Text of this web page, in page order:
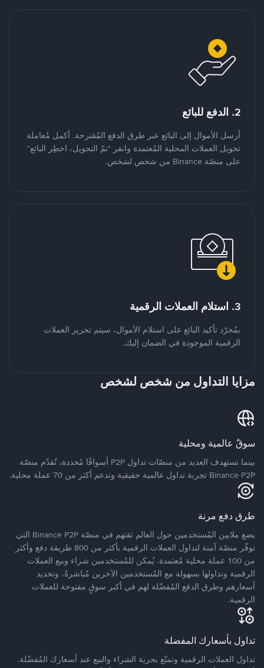
2. الدفع للبائع
أرسل الأموال إلى البائع عبر طرق الدفع المُقترحة. أكمل مُعاملة
تحويل العملات المحلية المُعتمدة وانقر "تمّ التحويل، اخطِر البائع"
على منصّة Binance من شخص لشخص.
3. استلام العملات الرقمية
بمُجرّد تأكيد البائع على استلام الأموال، سيتم تحرير العملات
الرقمية الموجودة في الضمان إليك.
مزايا التداول من شخص لشخص
سوقٌ عالمية ومحلية
بينما تستهدف العديد من منصّات تداول P2P أسواقًا مُحددة، تُقدّم منصّة
Binance P2P تجربة تداول عالمية حقيقية وتدعم أكثر من 70 عملة محلية.
طرق دفع مرنة
يضع ملايين المُستخدمين حول العالم ثقتهم في منصّة Binance P2P التي
توفّر منصّة آمنة لتداول العملات الرقمية بأكثر من 800 طريقة دفع وأكثر
من 100 عملة محلية مُعتمدة. يُمكن للمُستخدمين شراء وبيع العملات
الرقمية وتداولها بسهولة مع المُستخدمين الآخرين مُباشرةً، وتحديد
أسعارهم وطرق الدفع المُفضّلة لهم في أكبر سوقٍ مفتوحة للعملات
الرقمية.
تداول بأسعارك المفضلة
تداول العملات الرقمية وتمتّع بحرية الشراء والبيع عند أسعارك المُفضّلة.